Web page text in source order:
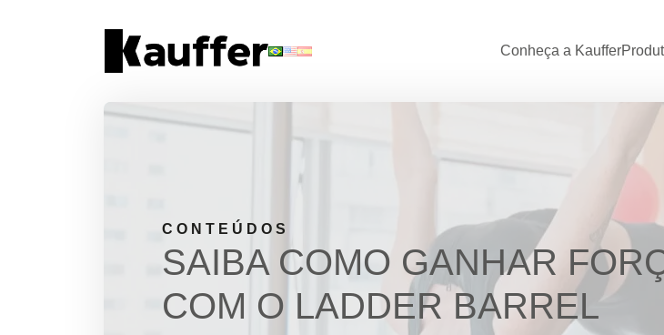
Conteúdos
Contato
Materiais Gratuitos
Solicite um Orçamento
Conheça a Kauffer
CONTEÚDOS
SAIBA COMO GANHAR
COM O LADDER BARREL